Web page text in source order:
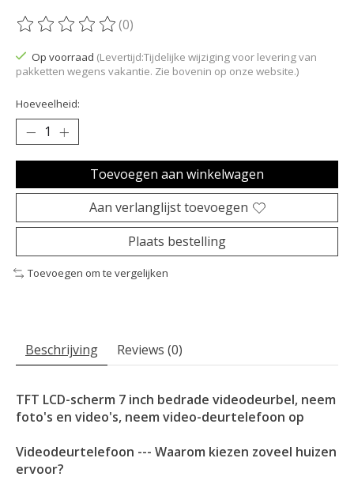
De beoordeling van dit product is
(0)
Op voorraad (Levertijd:Tijdelijke wijziging voor levering van
pakketten wegens vakantie. Zie bovenin op onze website.)
Hoeveelheid:
Toevoegen aan winkelwagen
Aan verlanglijst toevoegen
Plaats bestelling
Toevoegen om te vergelijken
Beschrijving Reviews (0)
TFT LCD-scherm 7 inch bedrade videodeurbel, neem
foto's en video's, neem video-deurtelefoon op
Videodeurtelefoon --- Waarom kiezen zoveel huizen
ervoor?